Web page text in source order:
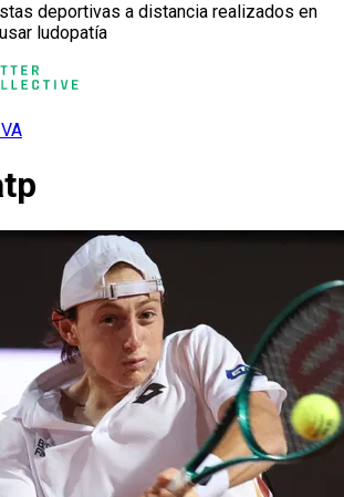
deportivas a distancia realizados en
ludopatía